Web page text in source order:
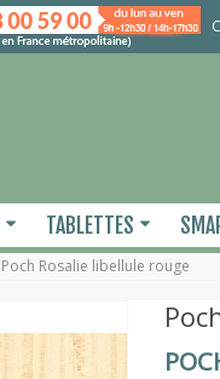
TABLETTES
Poch Rosalie libellule rouge